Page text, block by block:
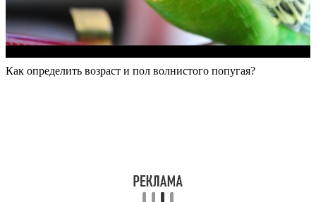
Как определить возраст и пол волнистого попугая?